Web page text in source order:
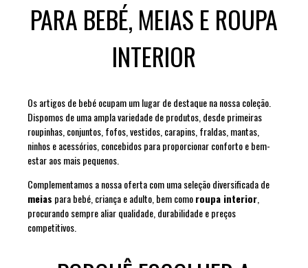
PARA BEBÉ, MEIAS E ROUPA
INTERIOR
Os artigos de bebé ocupam um lugar de destaque na nossa coleção.
Dispomos de uma ampla variedade de produtos, desde primeiras
roupinhas, conjuntos, fofos, vestidos, carapins, fraldas, mantas,
ninhos e acessórios, concebidos para proporcionar conforto e bem-
estar aos mais pequenos.
Complementamos a nossa oferta com uma seleção diversificada de
meias para bebé, criança e adulto, bem comoroupa interior
procurando sempre aliar qualidade, durabilidade e preços
competitivos.